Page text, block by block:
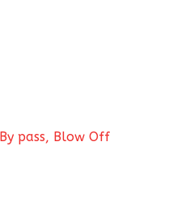
pass, Blow Off